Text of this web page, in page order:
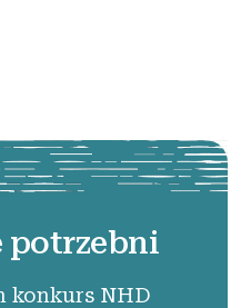
potrzebni
konkurs NHD